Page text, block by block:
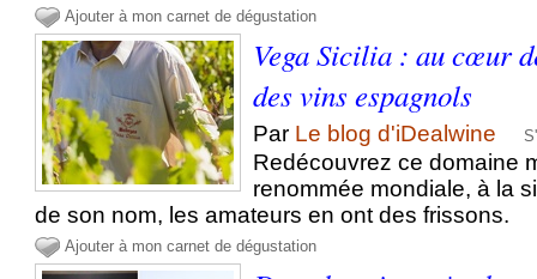
Ajouter à mon carnet de dégustation
Vega Sicilia : au cœur
des vins espagnols
Par Le blog d'iDealwine
Redécouvrez ce domaine
renommée mondiale, à la
de son nom, les amateurs en ont des frissons.
Ajouter à mon carnet de dégustation